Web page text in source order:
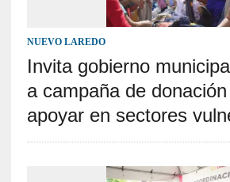
NUEVO LAREDO
Invita gobierno
a campaña de
apoyar en sectores